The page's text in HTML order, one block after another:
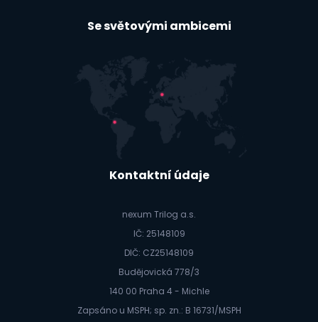
Se světovými ambicemi
Kontaktní údaje
nexum Trilog a.s.
IČ: 25148109
DIČ: CZ25148109
Budějovická 778/3
140 00 Praha 4 - Michle
Zapsáno u MSPH; sp. zn.: B 16731/MSPH